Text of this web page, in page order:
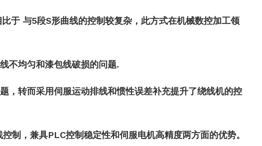
于 与5段S形曲线的控制较复杂，此方式在机械数控加工领
不均匀和漆包线破损的问题.
，转而采用伺服运动排线和惯性误差补充提升了绕线机的控
制，兼具PLC控制稳定性和伺服电机高精度两方面的优势。